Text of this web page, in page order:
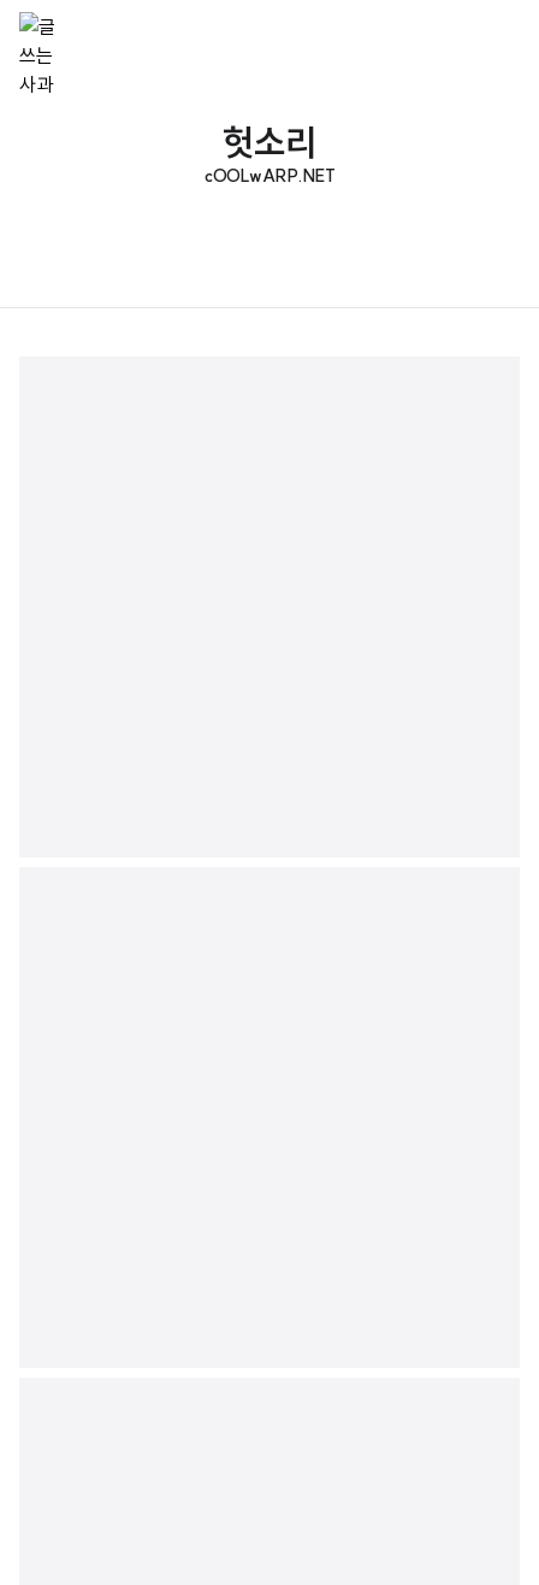
헛소리
cOOLwARP.NET